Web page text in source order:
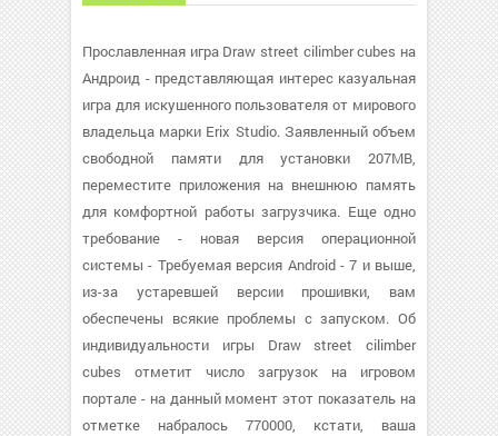
Прославленная игра Draw street cilimber cubes на
Андроид - представляющая интерес казуальная
игра для искушенного пользователя от мирового
владельца марки Erix Studio. Заявленный объем
свободной памяти для установки 207MB,
переместите приложения на внешнюю память
для комфортной работы загрузчика. Еще одно
требование - новая версия операционной
системы - Требуемая версия Android - 7 и выше,
из-за устаревшей версии прошивки, вам
обеспечены всякие проблемы с запуском. Об
индивидуальности игры Draw street cilimber
cubes отметит число загрузок на игровом
портале - на данный момент этот показатель на
отметке набралось 770000, кстати, ваша